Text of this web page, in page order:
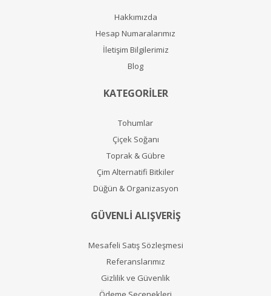
Hakkımızda
Hesap Numaralarımız
İletişim Bilgilerimiz
Blog
KATEGORİLER
Tohumlar
Çiçek Soğanı
Toprak & Gübre
Çim Alternatifi Bitkiler
Düğün & Organizasyon
GÜVENLİ ALIŞVERİŞ
Mesafeli Satış Sözleşmesi
Referanslarımız
Gizlilik ve Güvenlik